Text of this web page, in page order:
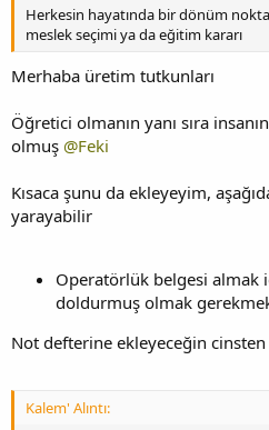
Herkesin hayatında bir dönüm
meslek seçimi ya da eğitim kararı
Merhaba üretim tutkunları
Öğretici olmanın yanı sıra
olmuş @Feki
Kısaca şunu da ekleyeyim,
yarayabilir
Operatörlük belgesi almak
doldurmuş olmak
Not defterine ekleyeceğin
Kalem' Alıntı: